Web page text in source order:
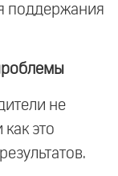
поддержания
не
это